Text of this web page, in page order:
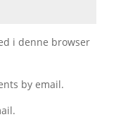
i denne browser
by email.